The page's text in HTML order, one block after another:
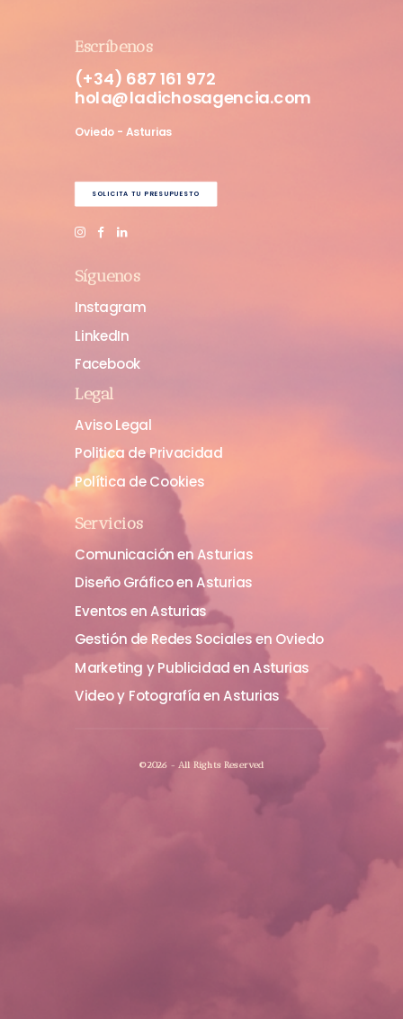
Escríbenos
(+34) 687 161 972
hola@ladichosagencia.com
Oviedo - Asturias
SOLICITA TU PRESUPUESTO
Síguenos
Instagram
LinkedIn
Facebook
Legal
Aviso Legal
Politica de Privacidad
Política de Cookies
Servicios
Comunicación en Asturias
Diseño Gráfico en Asturias
Eventos en Asturias
Gestión de Redes Sociales en Oviedo
Marketing y Publicidad en Asturias
Video y Fotografía en Asturias
©2026 - All Rights Reserved